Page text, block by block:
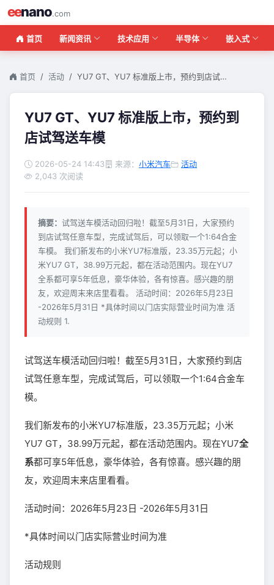
eenano.com
首页 新闻资讯 技术应用 半导体 嵌入式
首页 活动 YU7 GT、YU7 标准版上市，预约到店试…
YU7 GT、YU7 标准版上市，预约到
店试驾送车模
2026-05-24 14:43 来源： 小米汽车
活动
2,043 次阅读
摘要： 试驾送车模活动回归啦！截至5月31日，大家预约
到店试驾任意车型，完成试驾后，可以领取一个1:64合金
车模。 我们新发布的小米YU7标准版，23.35万元起；小
米YU7 GT，38.99万元起，都在活动范围内。现在YU7
全系都可享5年低息，豪华体验，各有惊喜。感兴趣的朋
友，欢迎周末来店里看看。 活动时间：2026年5月23日
-2026年5月31日 *具体时间以门店实际营业时间为准 活
动规则 1.
试驾送车模活动回归啦！截至5月31日，大家预约到店
试驾任意车型，完成试驾后，可以领取一个1:64合金车
模。
我们新发布的小米YU7标准版，23.35万元起；小米
YU7 GT，38.99万元起，都在活动范围内。现在YU7全
系都可享5年低息，豪华体验，各有惊喜。感兴趣的朋
友，欢迎周末来店里看看。
活动时间：2026年5月23日 -2026年5月31日
*具体时间以门店实际营业时间为准
活动规则